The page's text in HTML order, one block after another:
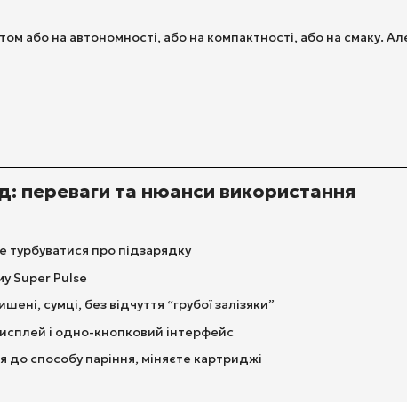
або на автономності, або на компактності, або на смаку.
переваги та нюанси використання
про підзарядку
Super Pulse
сумці, без відчуття “грубої залізяки”
і одно-кнопковий інтерфейс
до способу паріння, міняєте картриджі